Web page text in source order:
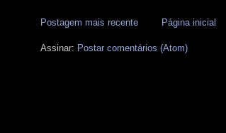
Postagem mais recente Página inicial
Assinar: Postar comentários (Atom)